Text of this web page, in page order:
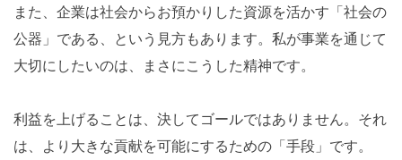
また、企業は社会からお預かりした資源を活かす「社会の
公器」である、という見方もあります。私が事業を通じて
大切にしたいのは、まさにこうした精神です。
利益を上げることは、決してゴールではありません。それ
は、より大きな貢献を可能にするための「手段」です。